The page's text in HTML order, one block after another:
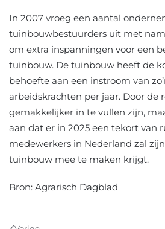
In 2007 vroeg een aantal
tuinbouwbestuurders uit met
om extra inspanningen voor een
tuinbouw. De tuinbouw heeft de
behoefte aan een instroom van
arbeidskrachten per jaar. Door de
gemakkelijker in te vullen zijn,
aan dat er in 2025 een tekort van
medewerkers in Nederland zal
tuinbouw mee te maken krijgt.
Bron: Agrarisch Dagblad